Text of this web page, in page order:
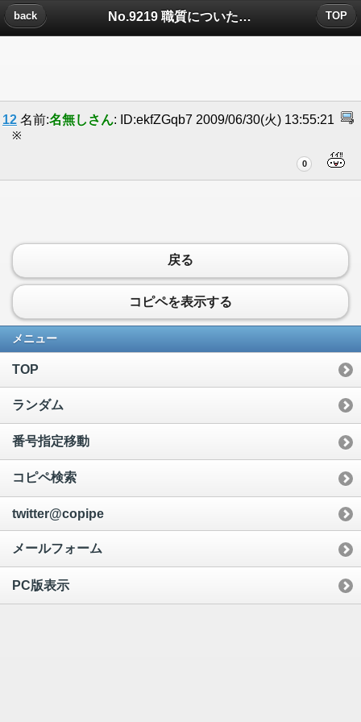
No.9219 職質についたコメント
back TOP
12 名前:名無しさん: ID:ekfZGqb7 2009/06/30(火) 13:55:21
※
0
戻る
コピペを表示する
メニュー
TOP
ランダム
番号指定移動
コピペ検索
twitter@copipe
メールフォーム
PC版表示